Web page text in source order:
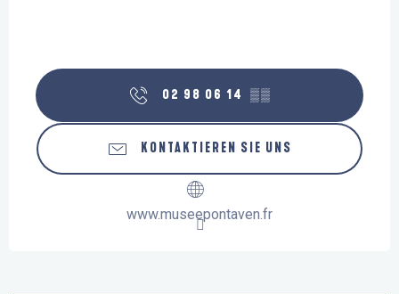
02 98 06 14 ▒▒
KONTAKTIEREN SIE UNS
www.museepontaven.fr